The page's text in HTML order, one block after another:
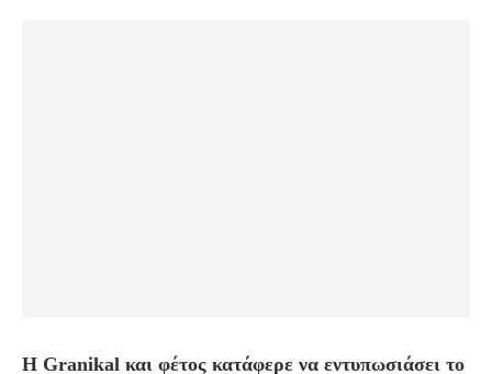
Η Granikal και φέτος κατάφερε να εντυπωσιάσει το